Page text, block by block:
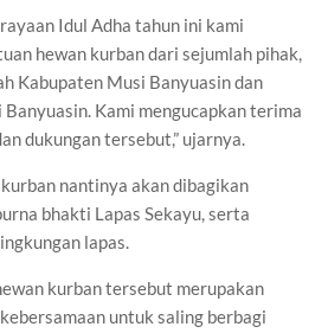
Idul Adha tahun ini kami
hewan kurban dari sejumlah pihak,
Kabupaten Musi Banyuasin dan
Kami mengucapkan terima
dukungan tersebut,” ujarnya.
nantinya akan dibagikan
bhakti Lapas Sekayu, serta
lapas.
kurban tersebut merupakan
untuk saling berbagi